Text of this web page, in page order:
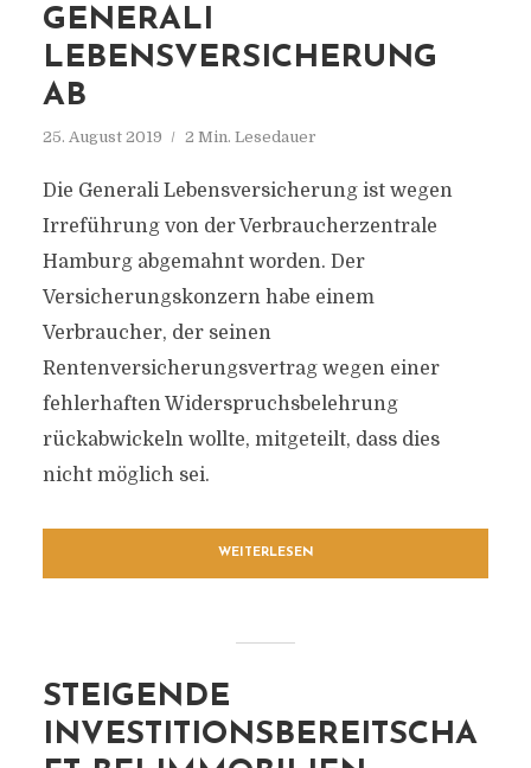
GENERALI
LEBENSVERSICHERUNG
AB
25. August 2019 2 Min. Lesedauer
Die Generali Lebensversicherung ist wegen
Irreführung von der Verbraucherzentrale
Hamburg abgemahnt worden. Der
Versicherungskonzern habe einem
Verbraucher, der seinen
Rentenversicherungsvertrag wegen einer
fehlerhaften Widerspruchsbelehrung
rückabwickeln wollte, mitgeteilt, dass dies
nicht möglich sei.
WEITERLESEN
STEIGENDE
INVESTITIONSBEREITSCHA